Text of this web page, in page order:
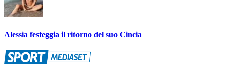
Alessia festeggia il ritorno del suo Cincia